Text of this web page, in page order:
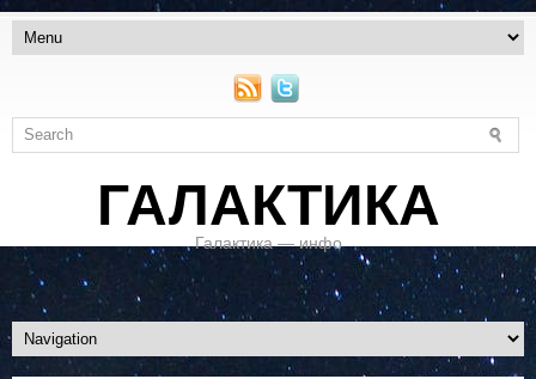
ГАЛАКТИКА
Галактика — инфо